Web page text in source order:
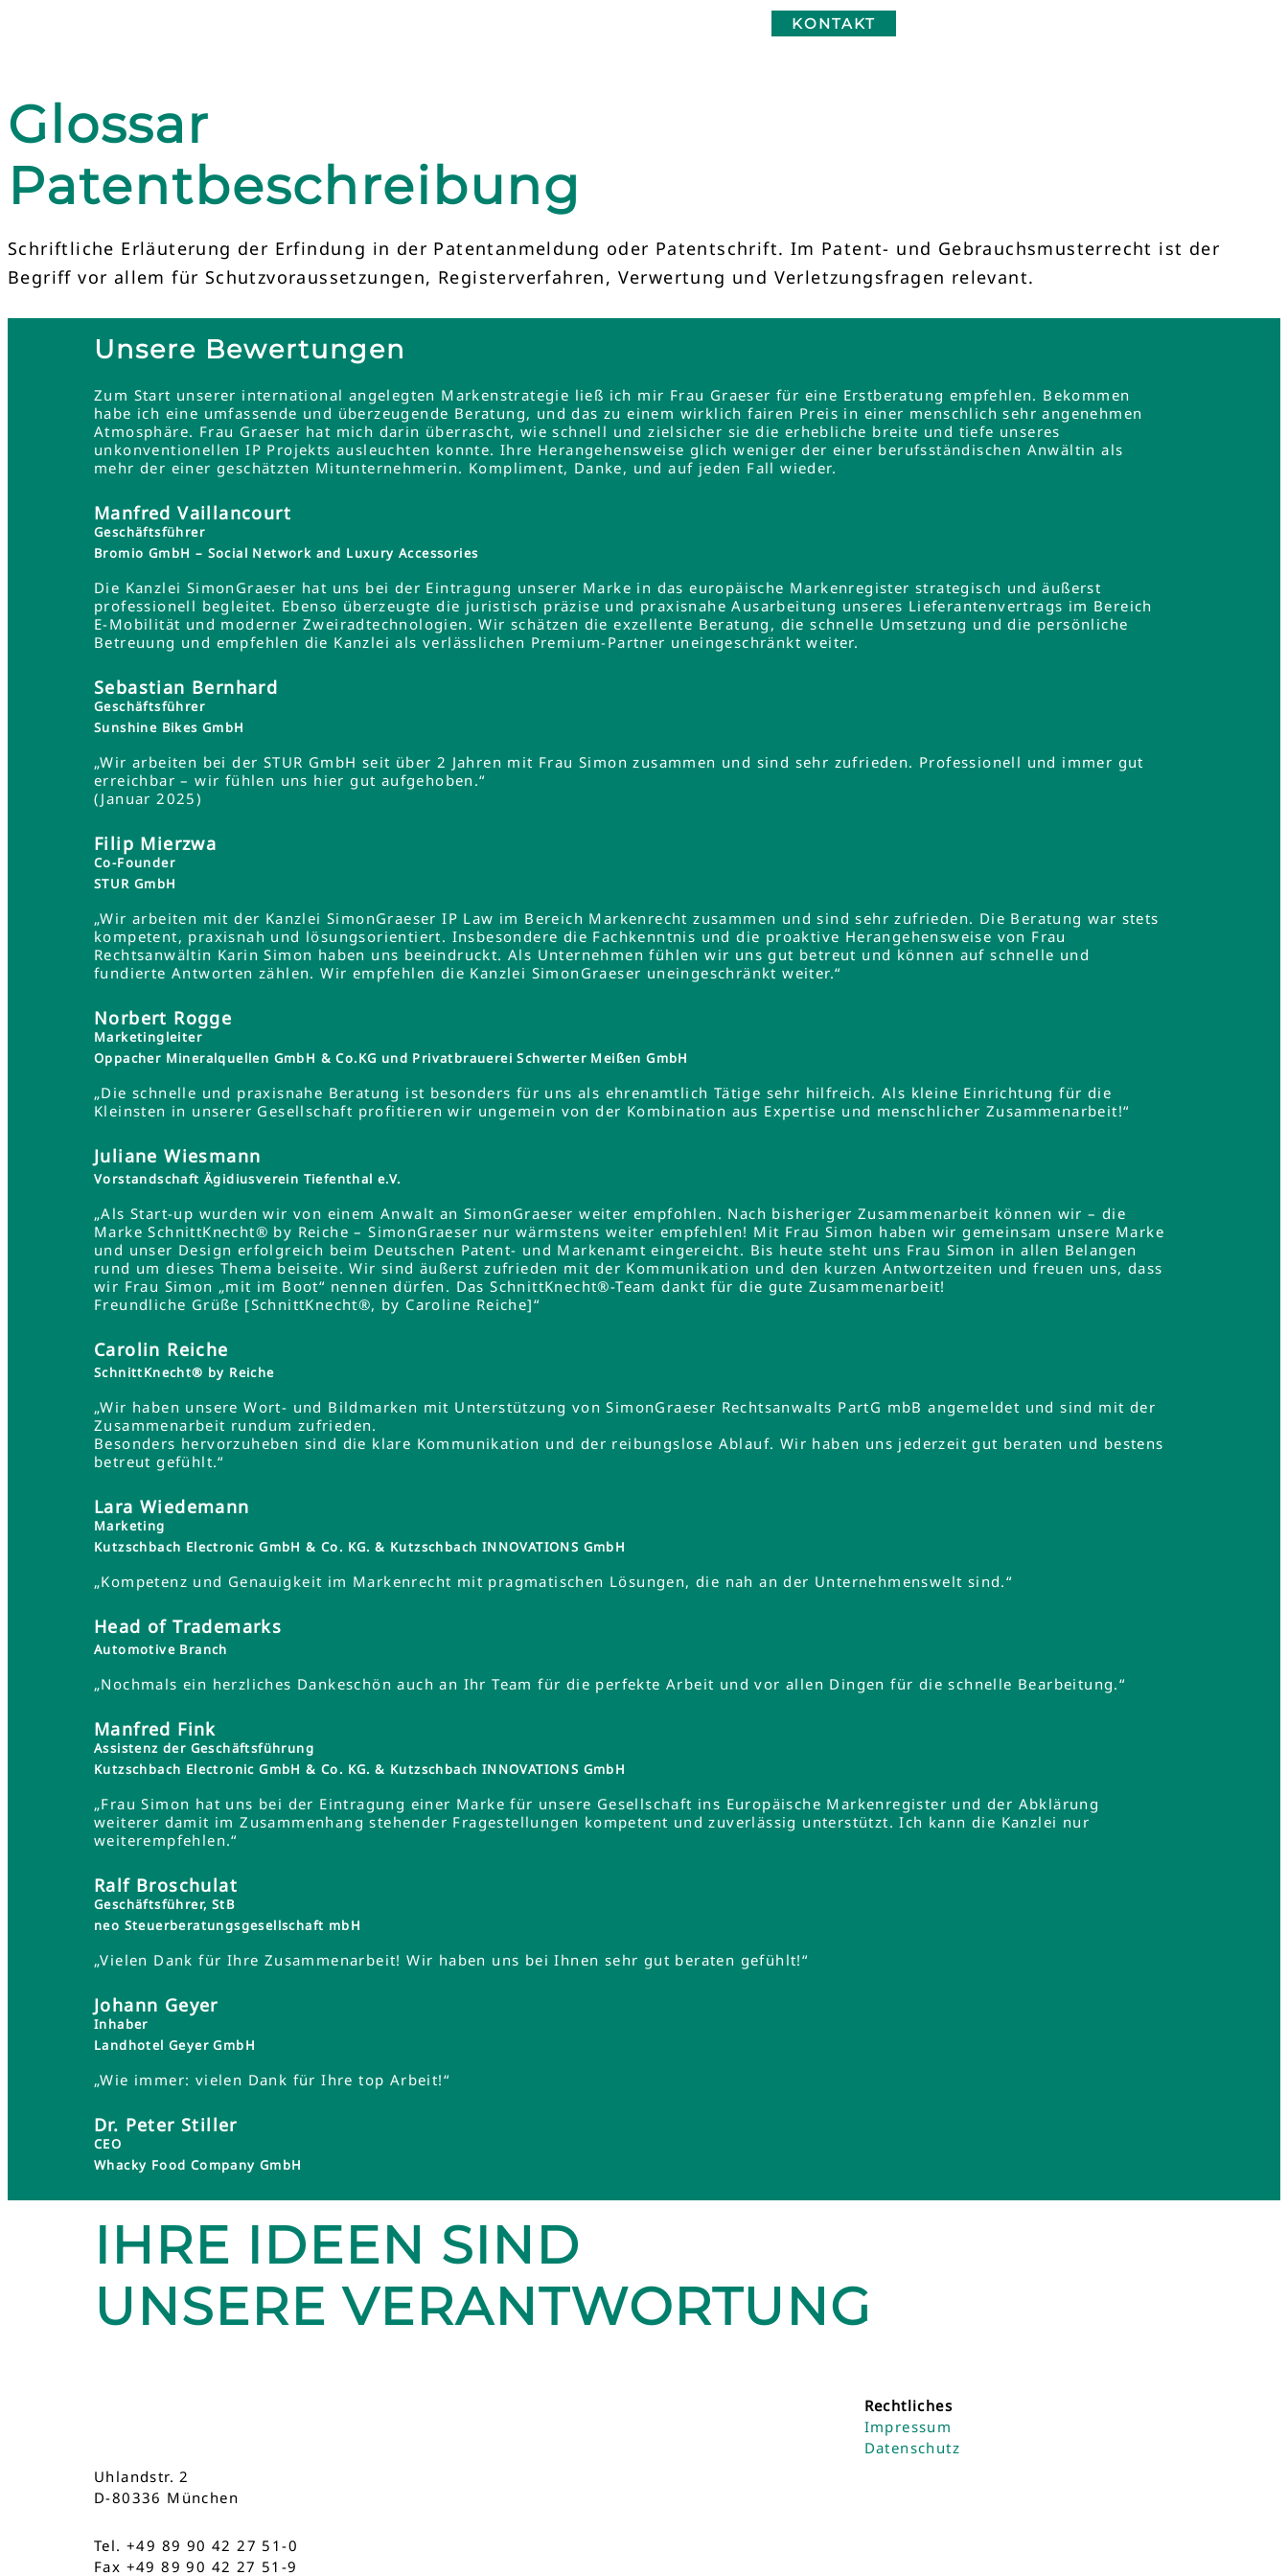
KONTAKT
Glossar
Patentbeschreibung
Schriftliche Erläuterung der Erfindung in der Patentanmeldung oder Patentschrift. Im Patent- und Gebrauchsmusterrecht ist der
Begriff vor allem für Schutzvoraussetzungen, Registerverfahren, Verwertung und Verletzungsfragen relevant.
Unsere Bewertungen
Zum Start unserer international angelegten Markenstrategie ließ ich mir Frau Graeser für eine Erstberatung empfehlen. Bekommen
habe ich eine umfassende und überzeugende Beratung, und das zu einem wirklich fairen Preis in einer menschlich sehr angenehmen
Atmosphäre. Frau Graeser hat mich darin überrascht, wie schnell und zielsicher sie die erhebliche breite und tiefe unseres
unkonventionellen IP Projekts ausleuchten konnte. Ihre Herangehensweise glich weniger der einer berufsständischen Anwältin als
mehr der einer geschätzten Mitunternehmerin. Kompliment, Danke, und auf jeden Fall wieder.
Manfred Vaillancourt
Geschäftsführer
Bromio GmbH – Social Network and Luxury Accessories
Die Kanzlei SimonGraeser hat uns bei der Eintragung unserer Marke in das europäische Markenregister strategisch und äußerst
professionell begleitet. Ebenso überzeugte die juristisch präzise und praxisnahe Ausarbeitung unseres Lieferantenvertrags im Bereich
E-Mobilität und moderner Zweiradtechnologien. Wir schätzen die exzellente Beratung, die schnelle Umsetzung und die persönliche
Betreuung und empfehlen die Kanzlei als verlässlichen Premium-Partner uneingeschränkt weiter.
Sebastian Bernhard
Geschäftsführer
Sunshine Bikes GmbH
„Wir arbeiten bei der STUR GmbH seit über 2 Jahren mit Frau Simon zusammen und sind sehr zufrieden. Professionell und immer gut
erreichbar – wir fühlen uns hier gut aufgehoben.“
(Januar 2025)
Filip Mierzwa
Co-Founder
STUR GmbH
„Wir arbeiten mit der Kanzlei SimonGraeser IP Law im Bereich Markenrecht zusammen und sind sehr zufrieden. Die Beratung war stets
kompetent, praxisnah und lösungsorientiert. Insbesondere die Fachkenntnis und die proaktive Herangehensweise von Frau
Rechtsanwältin Karin Simon haben uns beeindruckt. Als Unternehmen fühlen wir uns gut betreut und können auf schnelle und
fundierte Antworten zählen. Wir empfehlen die Kanzlei SimonGraeser uneingeschränkt weiter.“
Norbert Rogge
Marketingleiter
Oppacher Mineralquellen GmbH & Co.KG und Privatbrauerei Schwerter Meißen GmbH
„Die schnelle und praxisnahe Beratung ist besonders für uns als ehrenamtlich Tätige sehr hilfreich. Als kleine Einrichtung für die
Kleinsten in unserer Gesellschaft profitieren wir ungemein von der Kombination aus Expertise und menschlicher Zusammenarbeit!“
Juliane Wiesmann
Vorstandschaft Ägidiusverein Tiefenthal e.V.
„Als Start-up wurden wir von einem Anwalt an SimonGraeser weiter empfohlen. Nach bisheriger Zusammenarbeit können wir – die
Marke SchnittKnecht® by Reiche – SimonGraeser nur wärmstens weiter empfehlen! Mit Frau Simon haben wir gemeinsam unsere Marke
und unser Design erfolgreich beim Deutschen Patent- und Markenamt eingereicht. Bis heute steht uns Frau Simon in allen Belangen
rund um dieses Thema beiseite. Wir sind äußerst zufrieden mit der Kommunikation und den kurzen Antwortzeiten und freuen uns, dass
wir Frau Simon „mit im Boot“ nennen dürfen. Das SchnittKnecht®-Team dankt für die gute Zusammenarbeit!
Freundliche Grüße [SchnittKnecht®, by Caroline Reiche]“
Carolin Reiche
SchnittKnecht® by Reiche
„Wir haben unsere Wort- und Bildmarken mit Unterstützung von SimonGraeser Rechtsanwalts PartG mbB angemeldet und sind mit der
Zusammenarbeit rundum zufrieden.
Besonders hervorzuheben sind die klare Kommunikation und der reibungslose Ablauf. Wir haben uns jederzeit gut beraten und bestens
betreut gefühlt.“
Lara Wiedemann
Marketing
Kutzschbach Electronic GmbH & Co. KG. & Kutzschbach INNOVATIONS GmbH
„Kompetenz und Genauigkeit im Markenrecht mit pragmatischen Lösungen, die nah an der Unternehmenswelt sind.“
Head of Trademarks
Automotive Branch
„Nochmals ein herzliches Dankeschön auch an Ihr Team für die perfekte Arbeit und vor allen Dingen für die schnelle Bearbeitung.“
Manfred Fink
Assistenz der Geschäftsführung
Kutzschbach Electronic GmbH & Co. KG. & Kutzschbach INNOVATIONS GmbH
„Frau Simon hat uns bei der Eintragung einer Marke für unsere Gesellschaft ins Europäische Markenregister und der Abklärung
weiterer damit im Zusammenhang stehender Fragestellungen kompetent und zuverlässig unterstützt. Ich kann die Kanzlei nur
weiterempfehlen.“
Ralf Broschulat
Geschäftsführer, StB
neo Steuerberatungsgesellschaft mbH
„Vielen Dank für Ihre Zusammenarbeit! Wir haben uns bei Ihnen sehr gut beraten gefühlt!“
Johann Geyer
Inhaber
Landhotel Geyer GmbH
„Wie immer: vielen Dank für Ihre top Arbeit!“
Dr. Peter Stiller
CEO
Whacky Food Company GmbH
IHRE IDEEN SIND
UNSERE VERANTWORTUNG
Uhlandstr. 2
D-80336 München
Tel. +49 89 90 42 27 51-0
Fax +49 89 90 42 27 51-9
Rechtliches
Impressum
Datenschutz